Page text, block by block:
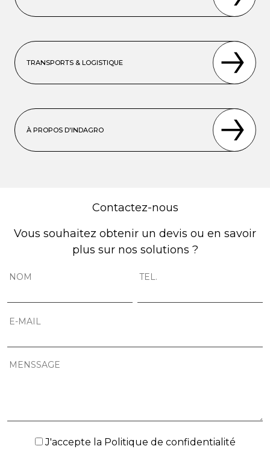
TRANSPORTS & LOGISTIQUE
À PROPOS D'INDAGRO
Contactez-nous
Vous souhaitez obtenir un devis ou en savoir
plus sur nos solutions ?
J'accepte la Politique de confidentialité